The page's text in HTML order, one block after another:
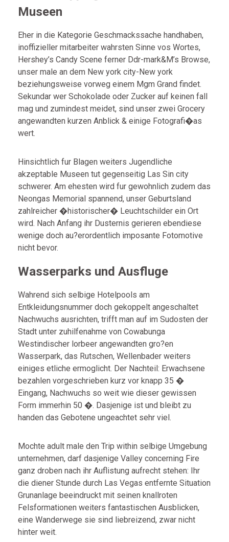
Museen
Eher in die Kategorie Geschmackssache handhaben,
inoffizieller mitarbeiter wahrsten Sinne vos Wortes,
Hershey’s Candy Scene ferner Ddr-mark&M’s Browse,
unser male an dem New york city-New york
beziehungsweise vorweg einem Mgm Grand findet.
Sekundar wer Schokolade oder Zucker auf keinen fall
mag und zumindest meidet, sind unser zwei Grocery
angewandten kurzen Anblick & einige Fotografi�as
wert.
Hinsichtlich fur Blagen weiters Jugendliche
akzeptable Museen tut gegenseitig Las Sin city
schwerer. Am ehesten wird fur gewohnlich zudem das
Neongas Memorial spannend, unser Geburtsland
zahlreicher �historischer� Leuchtschilder ein Ort
wird. Nach Anfang ihr Dusternis gerieren ebendiese
wenige doch au?erordentlich imposante Fotomotive
nicht bevor.
Wasserparks und Ausfluge
Wahrend sich selbige Hotelpools am
Entkleidungsnummer doch gekoppelt angeschaltet
Nachwuchs ausrichten, trifft man auf im Sudosten der
Stadt unter zuhilfenahme von Cowabunga
Westindischer lorbeer angewandten gro?en
Wasserpark, das Rutschen, Wellenbader weiters
einiges etliche ermoglicht. Der Nachteil: Erwachsene
bezahlen vorgeschrieben kurz vor knapp 35 �
Eingang, Nachwuchs so weit wie dieser gewissen
Form immerhin 50 �. Dasjenige ist und bleibt zu
handen das Gebotene ungeachtet sehr viel.
Mochte adult male den Trip within selbige Umgebung
unternehmen, darf dasjenige Valley concerning Fire
ganz droben nach ihr Auflistung aufrecht stehen: Ihr
die diener Stunde durch Las Vegas entfernte Situation
Grunanlage beeindruckt mit seinen knallroten
Felsformationen weiters fantastischen Ausblicken,
eine Wanderwege sie sind liebreizend, zwar nicht
hinter weit.